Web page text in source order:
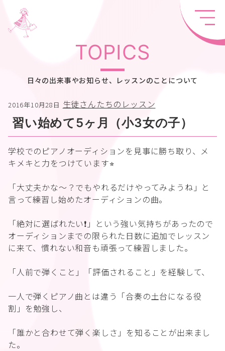
TOPICS
日々の出来事やお知らせ、レッスンのことについて
2016年10月28日 生徒さんたちのレッスン
習い始めて5ヶ月（小3女の子）
学校でのピアノオーディションを見事に勝ち取り、メ
キメキと力をつけています⭐︎
「大丈夫かな〜？でもやれるだけやってみようね」と
言って練習し始めたオーディションの曲。
「絶対に選ばれたい❗️」という強い気持ちがあったので
オーディションまでの限られた日数に追加でレッスン
に来て、慣れない和音も頑張って練習しました。
「人前で弾くこと」「評価されること」を経験して、
一人で弾くピアノ曲とは違う「合奏の土台になる役
割」を勉強し、
「誰かと合わせて弾く楽しさ」を知ることが出来まし
た。